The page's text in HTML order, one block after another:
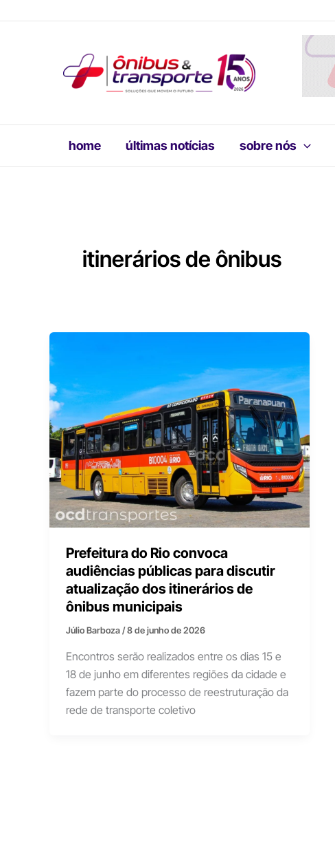
home últimas notícias sobre nós
itinerários de ônibus
Prefeitura do Rio convoca
audiências públicas para discutir
atualização dos itinerários de
ônibus municipais
Júlio Barboza/8 de junho de 2026
Encontros serão realizados entre os dias 15 e
18 de junho em diferentes regiões da cidade e
fazem parte do processo de reestruturação da
rede de transporte coletivo